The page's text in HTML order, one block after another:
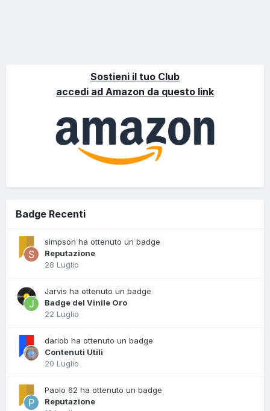
Sostieni il tuo Club
accedi ad Amazon da questo link
Badge Recenti
simpson ha ottenuto un badge
Reputazione
28 Luglio
Jarvis ha ottenuto un badge
Badge del Vinile Oro
22 Luglio
dariob ha ottenuto un badge
Contenuti Utili
20 Luglio
Paolo 62 ha ottenuto un badge
Reputazione